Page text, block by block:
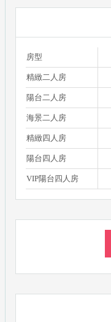
房型
精緻二人房
陽台二人房
海景二人房
精緻四人房
陽台四人房
VIP陽台四人房